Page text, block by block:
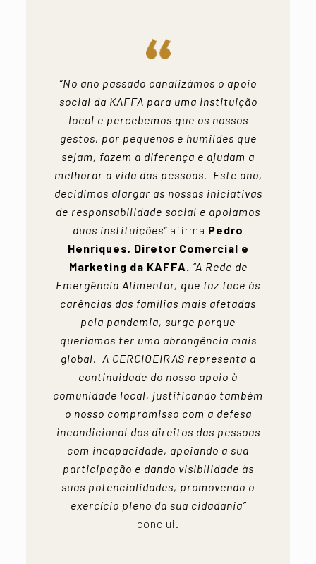
“No ano passado canalizámos o apoio
social da KAFFA para uma instituição
local e percebemos que os nossos
gestos, por pequenos e humildes que
sejam, fazem a diferença e ajudam a
melhorar a vida das pessoas. Este ano,
decidimos alargar as nossas iniciativas
de responsabilidade social e apoiamos
duas instituições” afirma Pedro
Henriques, Diretor Comercial e
Marketing da KAFFA. “A Rede de
Emergência Alimentar, que faz face às
carências das famílias mais afetadas
pela pandemia, surge porque
queríamos ter uma abrangência mais
global. A CERCIOEIRAS representa a
continuidade do nosso apoio à
comunidade local, justificando também
o nosso compromisso com a defesa
incondicional dos direitos das pessoas
com incapacidade, apoiando a sua
participação e dando visibilidade às
suas potencialidades, promovendo o
exercício pleno da sua cidadania”
conclui.